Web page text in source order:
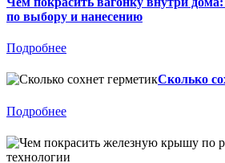
по выбору и нанесению
Подробнее
Сколько
Подробнее